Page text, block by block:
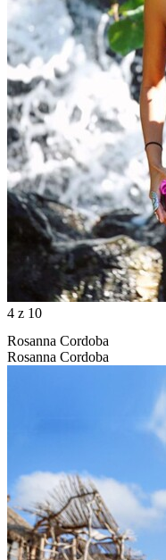
4 z 10
Rosanna Cordoba
Rosanna Cordoba